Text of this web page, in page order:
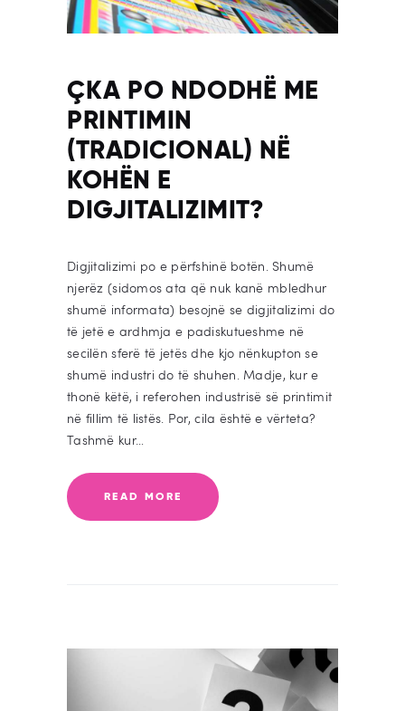
ÇKA PO NDODHË ME
PRINTIMIN
(TRADICIONAL) NË
KOHËN E
DIGJITALIZIMIT?
Digjitalizimi po e përfshinë botën. Shumë
njerëz (sidomos ata që nuk kanë mbledhur
shumë informata) besojnë se digjitalizimi do
të jetë e ardhmja e padiskutueshme në
secilën sferë të jetës dhe kjo nënkupton se
shumë industri do të shuhen. Madje, kur e
thonë këtë, i referohen industrisë së printimit
në fillim të listës. Por, cila është e vërteta?
Tashmë kur…
READ MORE